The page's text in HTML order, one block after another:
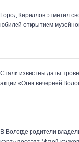
Город Кириллов отметил
юбилей открытием
Стали известны даты
акции «Огни вечерней
В Вологде родители